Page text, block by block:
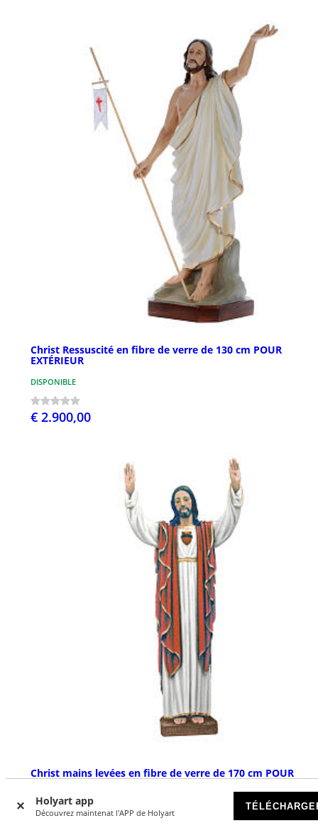
Holyart app
Découvrez maintenat l'APP de Holyart
Christ Ressuscité en fibre de verre de 130 cm POUR
EXTÉRIEUR
DISPONIBLE
€ 2.900,00
Christ mains levées en fibre de verre de 170 cm POUR
SUR COMMANDE